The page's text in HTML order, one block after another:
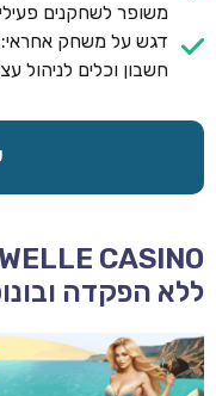
משופר לשחקנים
דגש על משחק
חשבון וכלים לניהול
ללא הפקדה ובונוס 200%